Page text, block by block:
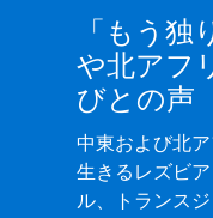
「もう
や北アフ
びとの声
中東および北
生きるレズビ
ル、トランス